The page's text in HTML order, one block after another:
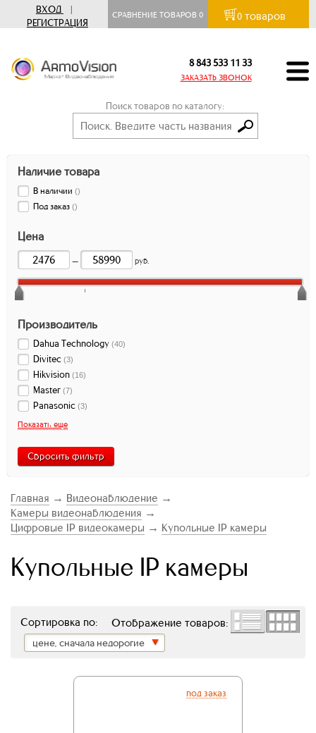
ВХОД
|
РЕГИСТРАЦИЯ
СРАВНЕНИЕ ТОВАРОВ0 0 товаров
8 843 533 11 33
ЗАКАЗАТЬ ЗВОНОК
Поиск товаров по каталогу:
Наличие товара
В наличии ()
Под заказ ()
Цена
— руб.
Производитель
Dahua Technology (40)
Divitec (3)
Hikvision (16)
Master (7)
Panasonic (3)
Показать еще
Сбросить фильтр
Главная → Видеонаблюдение →
Камеры видеонаблюдения →
Цифровые IP видеокамеры → Купольные IP камеры
Купольные IP камеры
Отображение товаров:
Сортировка по:
цене, сначала недорогие
под заказ